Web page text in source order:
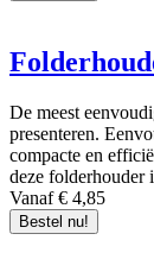
De meest
presenteren.
compacte en
deze folderhouder
Vanaf € 4,85
Bestel nu!